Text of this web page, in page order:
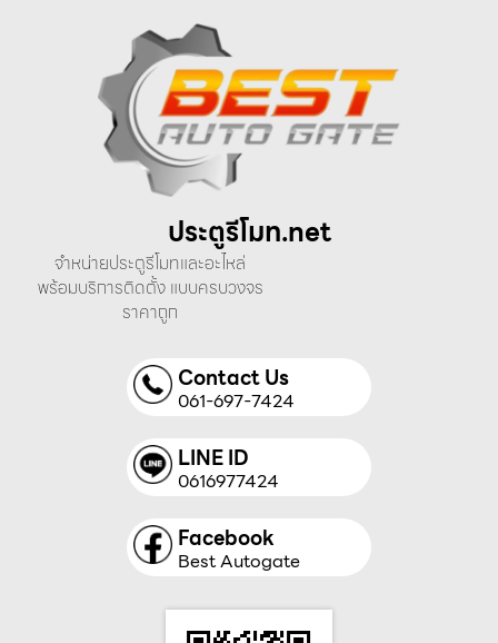
ประตูรีโมท.net
จำหน่ายประตูรีโมทและอะไหล่
พร้อมบริการติดตั้ง แบบครบวงจร
ราคาถูก
Contact Us
061-697-7424
LINE ID
0616977424
Facebook
Best Autogate